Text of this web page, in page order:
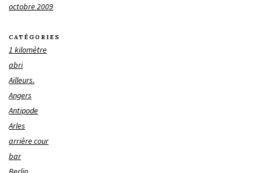
octobre 2009
CATÉGORIES
1 kilomètre
abri
Ailleurs.
Angers
Antipode
Arles
arrière cour
bar